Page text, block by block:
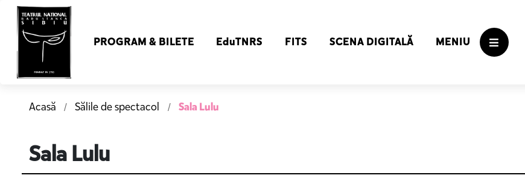
PROGRAM & BILETE EduTNRS FITS SCENA DIGITALĂ MENIU
Acasă Sălile de spectacol Sala Lulu
Sala Lulu